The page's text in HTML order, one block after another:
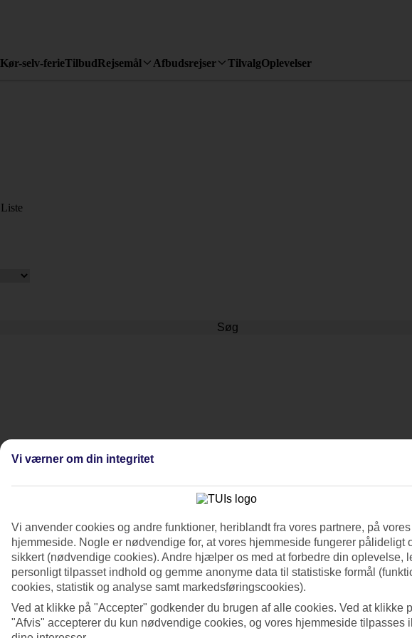
Kør-selv-ferieTilbudRejsemål Afbudsrejser TilvalgOplevelser
Liste
Søg
Vi værner om din integritet
Vi anvender cookies og andre funktioner, heriblandt fra vores partnere, på vores
hjemmeside. Nogle er nødvendige for, at vores hjemmeside fungerer pålideligt
sikkert (nødvendige cookies). Andre hjælper os med at forbedre din oplevelse,
personligt tilpasset indhold og gemme anonyme data til statistiske formål
cookies, statistik og analyse samt markedsføringscookies).
Ved at klikke på "Accepter" godkender du brugen af alle cookies. Ved at klikke
"Afvis" accepterer du kun nødvendige cookies, og vores hjemmeside tilpasses